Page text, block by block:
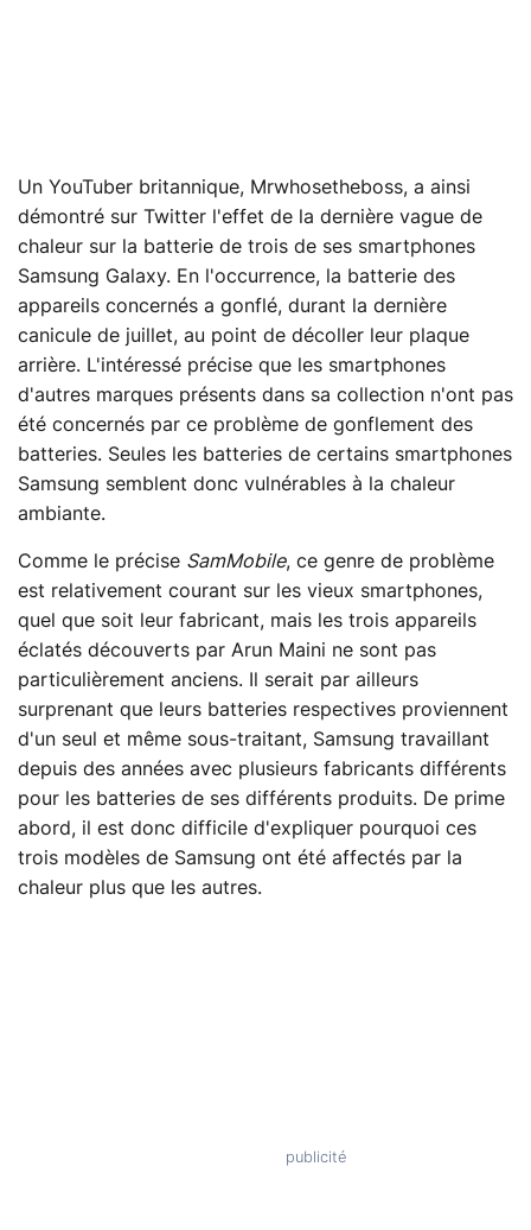
Un YouTuber britannique, Mrwhosetheboss, a ainsi
démontré sur Twitter l'effet de la dernière vague de
chaleur sur la batterie de trois de ses smartphones
Samsung Galaxy. En l'occurrence, la batterie des
appareils concernés a gonflé, durant la dernière
canicule de juillet, au point de décoller leur plaque
arrière. L'intéressé précise que les smartphones
d'autres marques présents dans sa collection n'ont pas
été concernés par ce problème de gonflement des
batteries. Seules les batteries de certains smartphones
Samsung semblent donc vulnérables à la chaleur
ambiante.
Comme le précise SamMobile, ce genre de problème
est relativement courant sur les vieux smartphones,
quel que soit leur fabricant, mais les trois appareils
éclatés découverts par Arun Maini ne sont pas
particulièrement anciens. Il serait par ailleurs
surprenant que leurs batteries respectives proviennent
d'un seul et même sous-traitant, Samsung travaillant
depuis des années avec plusieurs fabricants différents
pour les batteries de ses différents produits. De prime
abord, il est donc difficile d'expliquer pourquoi ces
trois modèles de Samsung ont été affectés par la
chaleur plus que les autres.